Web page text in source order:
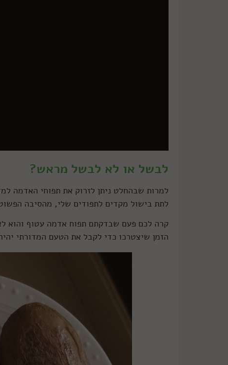
לבשל או לא לבשל מראש?
למרות שבהחלט ניתן לזרוק את תפוחי האדמה
לתת בישול מקדים לתפודים שלי, מהסיבה
קרה לכם פעם שבדקתם תפוח אדמה עטוף והוא
הזמן שיצטרכו כדי לקבל את הטעם המדורתי